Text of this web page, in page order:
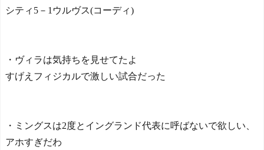
シティ5－1ウルヴス(コーディ)
・ヴィラは気持ちを見せてたよ
すげえフィジカルで激しい試合だった
・ミングスは2度とイングランド代表に呼ばないで欲しい、
アホすぎだわ